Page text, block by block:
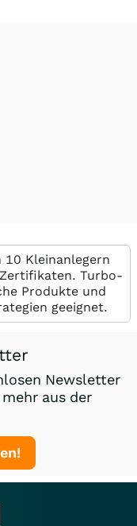
Kleinanlegern
Turbo-
Produkte und
geeignet.
Newsletter
aus der